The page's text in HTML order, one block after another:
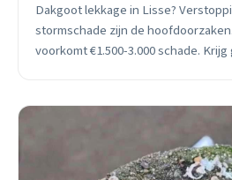
Dakgoot lekkage in Lisse?
stormschade zijn de
voorkomt €1.500-3.000 schade.